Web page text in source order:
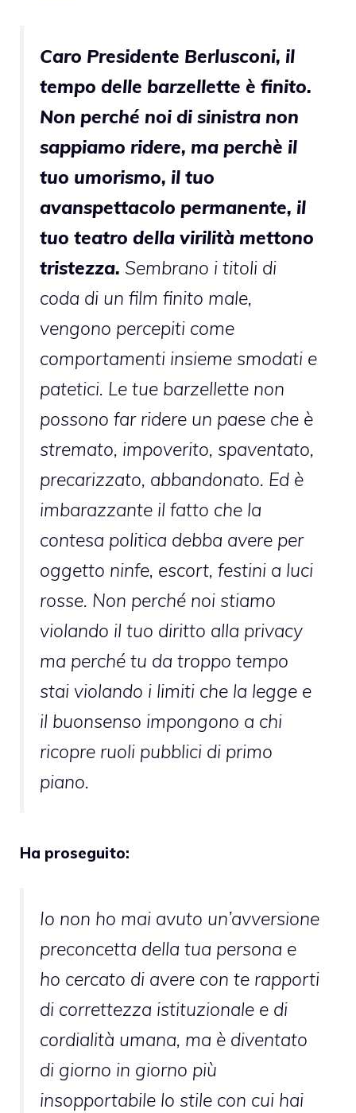
Caro Presidente Berlusconi, il
tempo delle barzellette è finito.
Non perché noi di sinistra non
sappiamo ridere, ma perchè il
tuo umorismo, il tuo
avanspettacolo permanente, il
tuo teatro della virilità mettono
tristezza. Sembrano i titoli di
coda di un film finito male,
vengono percepiti come
comportamenti insieme smodati e
patetici. Le tue barzellette non
possono far ridere un paese che è
stremato, impoverito, spaventato,
precarizzato, abbandonato. Ed è
imbarazzante il fatto che la
contesa politica debba avere per
oggetto ninfe, escort, festini a luci
rosse. Non perché noi stiamo
violando il tuo diritto alla privacy
ma perché tu da troppo tempo
stai violando i limiti che la legge e
il buonsenso impongono a chi
ricopre ruoli pubblici di primo
piano.
Ha proseguito:
Io non ho mai avuto un’avversione
preconcetta della tua persona e
ho cercato di avere con te rapporti
di correttezza istituzionale e di
cordialità umana, ma è diventato
di giorno in giorno più
insopportabile lo stile con cui hai